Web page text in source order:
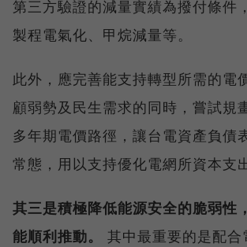
第三方驗證的減量實績為撥付條件
製程電氣化、甲烷減量等。
此外，應完善能支持轉型所需的電
顧弱勢及民生需求的同時，嘗試規
多年期電價路徑，讓台電資產負債
常態，用以支持優化電網所資本支出
其三是積極降低能源安全的脆弱性
能順利推動。
其中最重要的是配合